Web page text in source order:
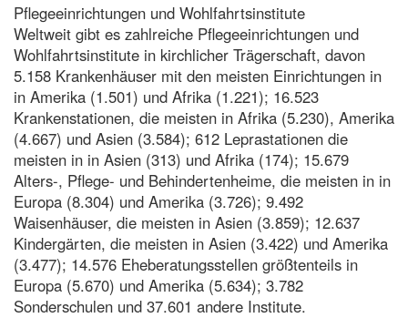
Pflegeeinrichtungen und Wohlfahrtsinstitute
Weltweit gibt es zahlreiche Pflegeeinrichtungen und
Wohlfahrtsinstitute in kirchlicher Trägerschaft, davon
5.158 Krankenhäuser mit den meisten Einrichtungen in
in Amerika (1.501) und Afrika (1.221); 16.523
Krankenstationen, die meisten in Afrika (5.230), Amerika
(4.667) und Asien (3.584); 612 Leprastationen die
meisten in in Asien (313) und Afrika (174); 15.679
Alters-, Pflege- und Behindertenheime, die meisten in in
Europa (8.304) und Amerika (3.726); 9.492
Waisenhäuser, die meisten in Asien (3.859); 12.637
Kindergärten, die meisten in Asien (3.422) und Amerika
(3.477); 14.576 Eheberatungsstellen größtenteils in
Europa (5.670) und Amerika (5.634); 3.782
Sonderschulen und 37.601 andere Institute.